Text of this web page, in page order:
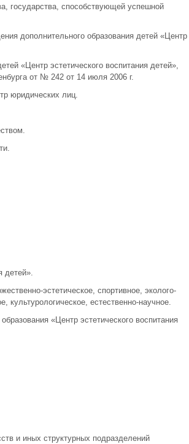
государства, способствующей успешной
дополнительного образования детей «Центр
«Центр эстетического воспитания детей»,
от № 242 от 14 июля 2006 г.
юридических лиц.
детей».
эстетическое, спортивное, эколого-
культурологическое, естественно-научное.
«Центр эстетического воспитания
и иных структурных подразделений